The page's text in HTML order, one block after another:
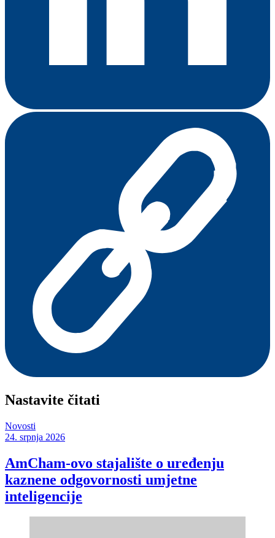
Nastavite čitati
Novosti
24. srpnja 2026
AmCham-ovo stajalište o uređenju
kaznene odgovornosti umjetne
inteligencije